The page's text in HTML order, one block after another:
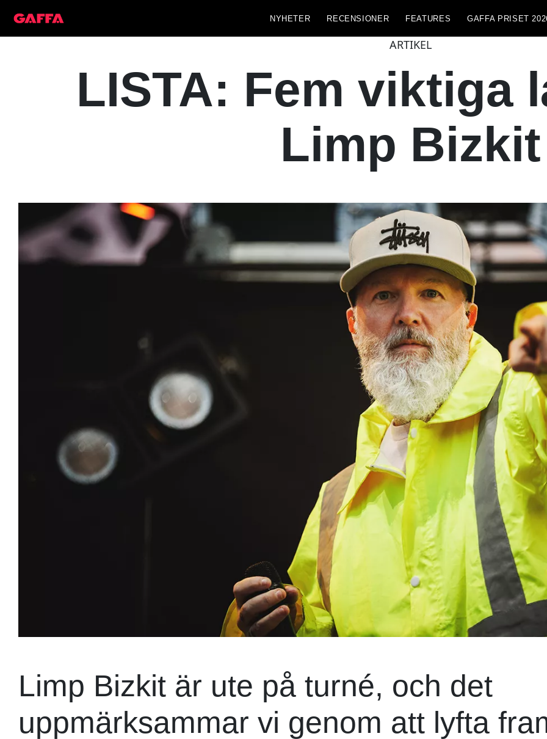
NYHETER RECENSIONER FEATURES GAFFA PRISET
ARTIKEL
LISTA: Fem viktiga
Limp Bizkit
Limp Bizkit är ute på turné, och det
uppmärksammar vi genom att lyfta